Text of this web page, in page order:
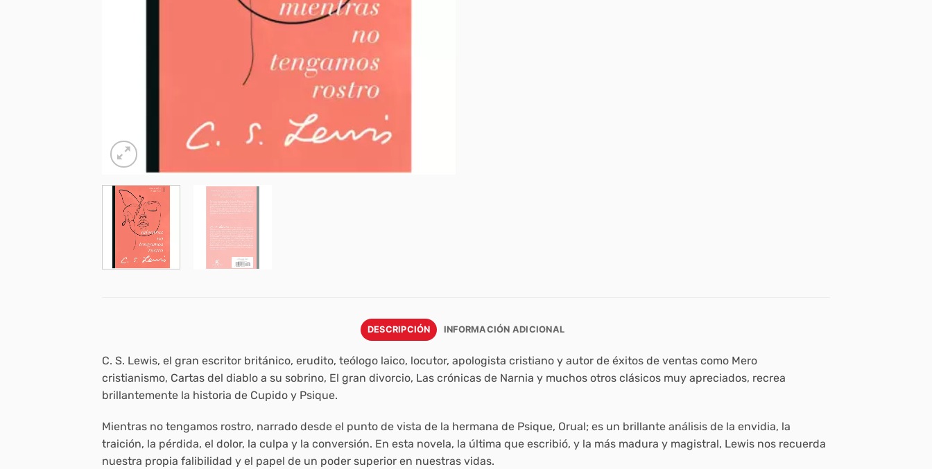
DESCRIPCIÓN INFORMACIÓN ADICIONAL
C. S. Lewis, el gran escritor británico, erudito, teólogo laico, locutor, apologista cristiano y autor de éxitos de ventas como Mero
cristianismo, Cartas del diablo a su sobrino, El gran divorcio, Las crónicas de Narnia y muchos otros clásicos muy apreciados, recrea
brillantemente la historia de Cupido y Psique.
Mientras no tengamos rostro, narrado desde el punto de vista de la hermana de Psique, Orual; es un brillante análisis de la envidia, la
traición, la pérdida, el dolor, la culpa y la conversión. En esta novela, la última que escribió, y la más madura y magistral, Lewis nos recuerda
nuestra propia falibilidad y el papel de un poder superior en nuestras vidas.